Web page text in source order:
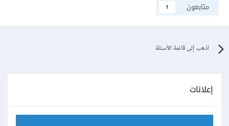
متابعون
1
اذهب إلى قائمة الأسئلة
إعلانات